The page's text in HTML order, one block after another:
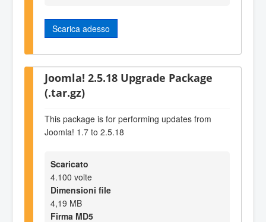
Scarica adesso
Joomla! 2.5.18 Upgrade Package
(.tar.gz)
This package is for performing updates from
Joomla! 1.7 to 2.5.18
Scaricato
4.100 volte
Dimensioni file
4,19 MB
Firma MD5